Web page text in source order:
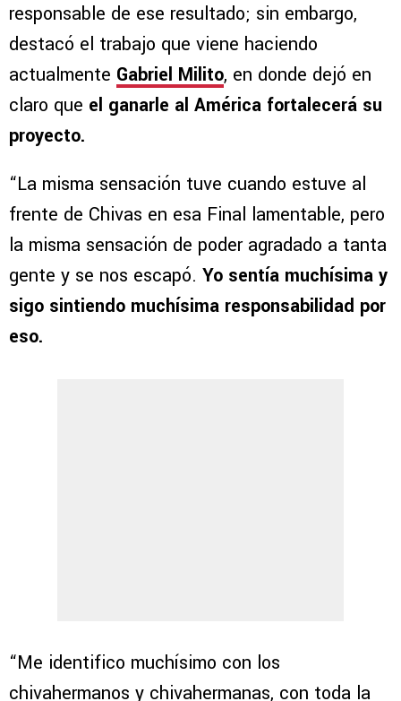
responsable de ese resultado; sin embargo,
destacó el trabajo que viene haciendo
actualmente Gabriel Milito, en donde dejó en
claro que el ganarle al América fortalecerá su
proyecto.
“La misma sensación tuve cuando estuve al
frente de Chivas en esa Final lamentable, pero
la misma sensación de poder agradado a tanta
gente y se nos escapó. Yo sentía muchísima y
sigo sintiendo muchísima responsabilidad por
eso.
“Me identifico muchísimo con los
chivahermanos y chivahermanas, con toda la